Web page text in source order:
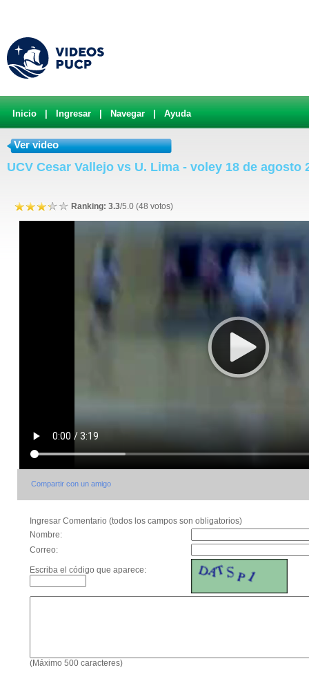
Inicio Ingresar Navegar Ayuda
Ver video
UCV Cesar Vallejo vs U. Lima - voley 18 de agosto
Ranking: 3.3/5.0 (48 votos)
Compartir con un amigo
Ingresar Comentario (todos los campos son obligatorios)
Nombre:
Correo:
Escriba el código que aparece:
(Máximo 500 caracteres)